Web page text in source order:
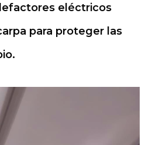
eléctricos
para proteger las